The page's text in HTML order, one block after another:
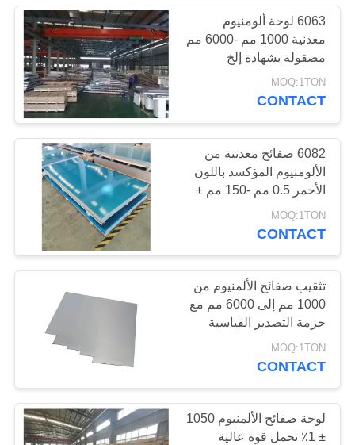
أنبوب ألومنيوم
25
لفائف الفولاذ المقاوم
للصدأ
68
قطاع الفولاذ المقاوم
للصدأ
36
6063 لوحة ألومنيوم
معدنية 1000 مم -6000 مم
مصقولة بشهادة إلخ
MOQ:1TON
CONTACT
6082 صفائح معدنية من
الألومنيوم المؤكسد باللون
الأحمر 0.5 مم -150 مم ±
1٪ تسامح
MOQ:1TON
CONTACT
تثقيب صفائح الألمنيوم من
1000 مم إلى 6000 مم مع
حزمة التصدير القياسية
MOQ:1TON
CONTACT
لوحة صفائح الألمنيوم 1050
± 1٪ تحمل قوة عالية